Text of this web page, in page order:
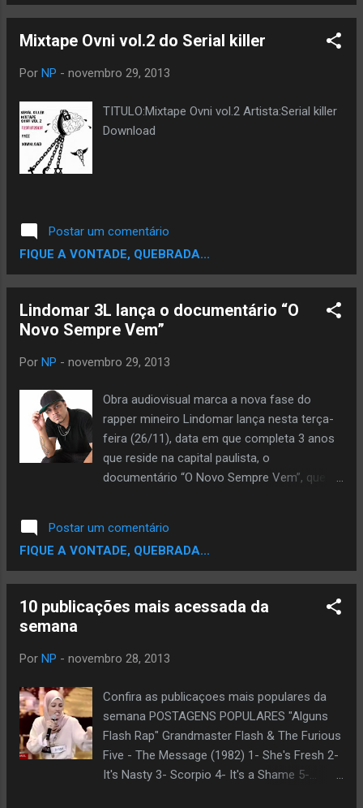
Mixtape Ovni vol.2 do Serial killer
Por NP - novembro 29, 2013
TITULO:Mixtape Ovni vol.2 Artista:Serial killer
Download
Postar um comentário
FIQUE A VONTADE, QUEBRADA...
Lindomar 3L lança o documentário “O
Novo Sempre Vem”
Por NP - novembro 29, 2013
Obra audiovisual marca a nova fase do
rapper mineiro Lindomar lança nesta terça-
feira (26/11), data em que completa 3 anos
que reside na capital paulista, o
documentário “O Novo Sempre Vem”, que
criação do seu novo álbum. Dirigido e
produzido por Nildo Silva, o vídeo conta com
depoimentos de artistas e profissionais
inclusive de nomes consagrados do rap
$onora do Gueto, que também participam do
Santana, Dugueto Shabazz e Gaspar -
Z’África Brasil. “O Novo Sempre Vem”, o 2°
álbum de Lindomar 3L, será lançado em
breve, pela gravadora WML Records.
Assista o vídeo:
Postar um comentário
FIQUE A VONTADE, QUEBRADA...
10 publicações mais acessada da
semana
Por NP - novembro 28, 2013
Confira as publicaçoes mais populares da
semana POSTAGENS POPULARES "Alguns
Flash Rap" Grandmaster Flash & The Furious
Five - The Message (1982) 1- She's Fresh 2-
It's Nasty 3- Scorpio 4- It's a Shame 5-...